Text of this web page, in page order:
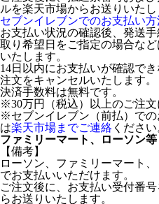
ルを楽天市場からお送りいたし
セブンイレブンでのお支払い方
お支払い状況の確認後、発送
取り希望日をご指定の場合な
いたします。
14日以内にお支払いが確認で
注文をキャンセルいたします。
決済手数料は無料です。
※30万円（税込）以上のご注文
※セブンイレブン（前払）で
は楽天市場までご連絡 ください
ファミリーマート、ローソン等
【備考】
ローソン、ファミリーマート
でお支払いいただけます。
ご注文後に、お支払い受付番
らお送りいたします。